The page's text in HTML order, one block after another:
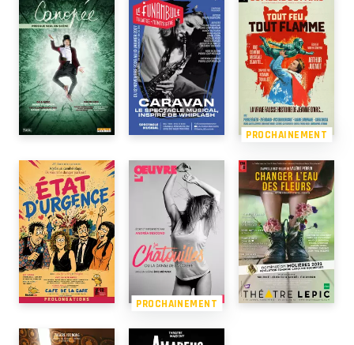
PROCHAINEMENT
PROCHAINEMENT